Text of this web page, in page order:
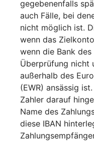
gegebenenfalls
auch Fälle, bei
nicht möglich ist.
wenn das
wenn die Bank
Überprüfung nicht
außerhalb des
(EWR) ansässig
Zahler darauf
Name des
diese IBAN